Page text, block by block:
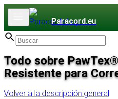
Paracord.eu
Todo sobre
Resistente para
Volver a la descripción general